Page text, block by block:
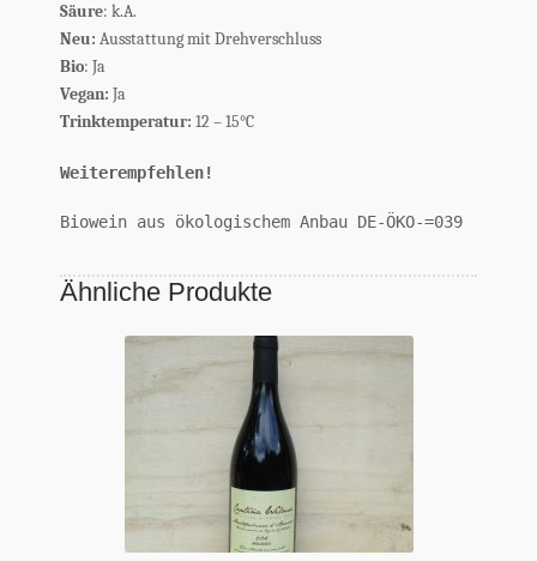
Säure: k.A.
Neu: Ausstattung mit Drehverschluss
Bio: Ja
Vegan: Ja
Trinktemperatur: 12 – 15°C
Weiterempfehlen!
Biowein aus ökologischem Anbau DE-ÖKO-=039
Ähnliche Produkte